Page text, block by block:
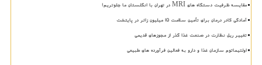
مقایسه ظرفیت دستگاه های MRI در تهران با انگلستان ما جلوتریم!
آمادگی کادر درمان برای تأمین سلامت 15 میلیون زائر در پایتخت
تغییر ریل نظارت در صنعت غذا گذر از مجوزهای قدیمی
اولتیماتوم سازمان غذا و دارو به فعالین فرآورده های طبیعی